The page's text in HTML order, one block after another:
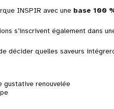
INSPIR avec une base 100
s’inscrivent également dans
décider quelles saveurs
gustative renouvelée